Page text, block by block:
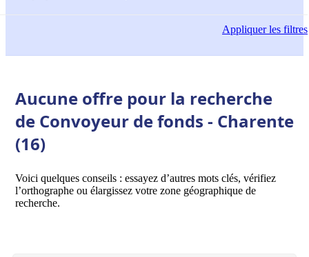
Appliquerles filtres
Aucune offre pour la recherche
de Convoyeur de fonds - Charente
(16)
Voici quelques conseils : essayez d’autres mots clés, vérifiez
l’orthographe ou élargissez votre zone géographique de
recherche.